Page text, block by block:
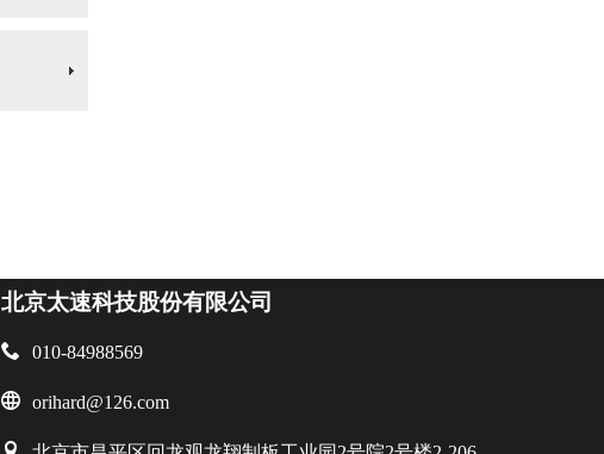
北京太速科技股份有限公司
 010-84988569
 orihard@126.com